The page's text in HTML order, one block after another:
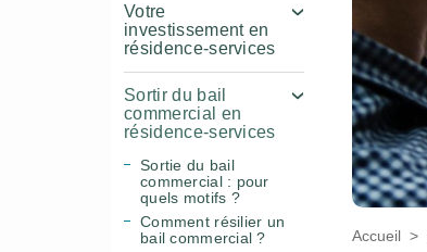
Votre
investissement en
résidence-services
Sortir du bail
commercial en
résidence-services
Sortie du bail
commercial : pour
quels motifs ?
Comment résilier un
bail commercial ?
Accueil